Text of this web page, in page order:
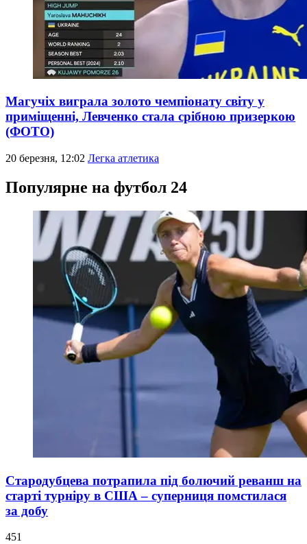
Магучіх виграла золото чемпіонату світу у
приміщенні, Левченко стала срібною призеркою
(ФОТО)
20 березня, 12:02 Легка атлетика
Популярне на футбол 24
Стародубцева потрапила під болючий реванш на
старті турніру в США – суперниця помстилася
за добу
451